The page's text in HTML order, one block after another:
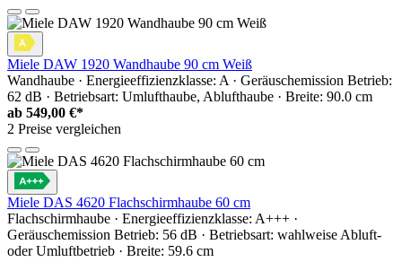
Miele DAW 1920 Wandhaube 90 cm Weiß
Wandhaube · Energieeffizienzklasse: A · Geräuschemission Betrieb:
62 dB · Betriebsart: Umlufthaube, Ablufthaube · Breite: 90.0 cm
ab 549,00 €*
2 Preise vergleichen
Miele DAS 4620 Flachschirmhaube 60 cm
Flachschirmhaube · Energieeffizienzklasse: A+++ ·
Geräuschemission Betrieb: 56 dB · Betriebsart: wahlweise Abluft-
oder Umluftbetrieb · Breite: 59.6 cm